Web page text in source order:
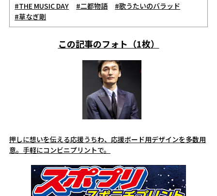
#THE MUSIC DAY
#二都物語
#歌うたいのバラッド
#草なぎ剛
この記事のフォト（1枚）
押しに想いを伝える応援うちわ、応援ボード用デザインを多数用
意。手軽にコンビニプリントで。